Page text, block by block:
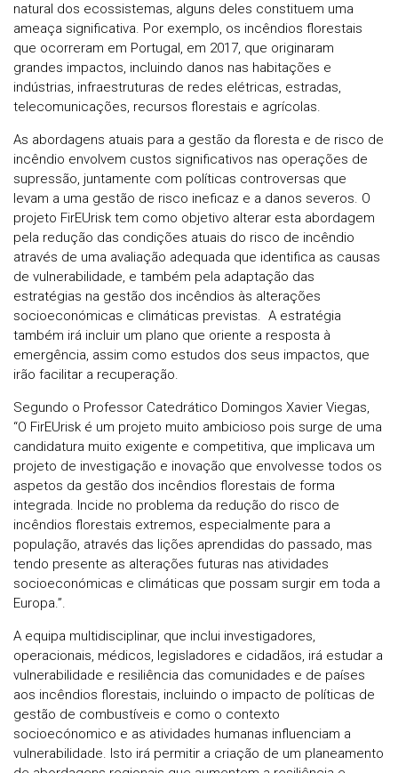
natural dos ecossistemas, alguns deles constituem uma
ameaça significativa. Por exemplo, os incêndios florestais
que ocorreram em Portugal, em 2017, que originaram
grandes impactos, incluindo danos nas habitações e
indústrias, infraestruturas de redes elétricas, estradas,
telecomunicações, recursos florestais e agrícolas.
As abordagens atuais para a gestão da floresta e de risco de
incêndio envolvem custos significativos nas operações de
supressão, juntamente com políticas controversas que
levam a uma gestão de risco ineficaz e a danos severos. O
projeto FirEUrisk tem como objetivo alterar esta abordagem
pela redução das condições atuais do risco de incêndio
através de uma avaliação adequada que identifica as causas
de vulnerabilidade, e também pela adaptação das
estratégias na gestão dos incêndios às alterações
socioeconómicas e climáticas previstas. A estratégia
também irá incluir um plano que oriente a resposta à
emergência, assim como estudos dos seus impactos, que
irão facilitar a recuperação.
Segundo o Professor Catedrático Domingos Xavier Viegas,
“O FirEUrisk é um projeto muito ambicioso pois surge de uma
candidatura muito exigente e competitiva, que implicava um
projeto de investigação e inovação que envolvesse todos os
aspetos da gestão dos incêndios florestais de forma
integrada. Incide no problema da redução do risco de
incêndios florestais extremos, especialmente para a
população, através das lições aprendidas do passado, mas
tendo presente as alterações futuras nas atividades
socioeconómicas e climáticas que possam surgir em toda a
Europa.”.
A equipa multidisciplinar, que inclui investigadores,
operacionais, médicos, legisladores e cidadãos, irá estudar a
vulnerabilidade e resiliência das comunidades e de países
aos incêndios florestais, incluindo o impacto de políticas de
gestão de combustíveis e como o contexto
socioecónomico e as atividades humanas influenciam a
vulnerabilidade. Isto irá permitir a criação de um planeamento